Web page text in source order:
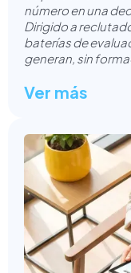
número en una
Dirigido a
baterías de
generan, sin
Ver más